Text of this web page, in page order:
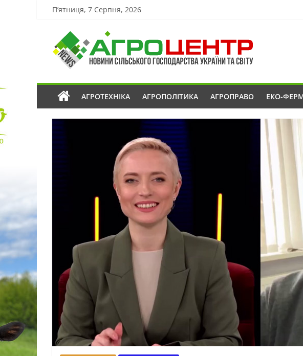
П’ятниця, 7 Серпня, 2026
АГРОТЕХНІКА АГРОПОЛІТИКА АГРОПРАВО ЕКО-